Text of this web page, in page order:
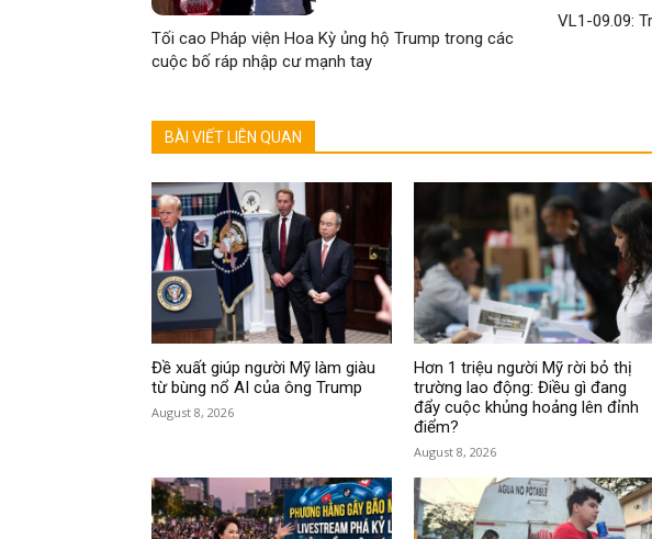
Tối cao Pháp viện Hoa Kỳ ủng hộ Trump trong các
cuộc bố ráp nhập cư mạnh tay
VL1-09.09:
BÀI VIẾT LIÊN QUAN
Đề xuất giúp người Mỹ làm giàu
từ bùng nổ AI của ông Trump
August 8, 2026
Hơn 1 triệu người Mỹ rời bỏ thị
trường lao động: Điều gì đang
đẩy cuộc khủng hoảng lên đỉnh
điểm?
August 8, 2026